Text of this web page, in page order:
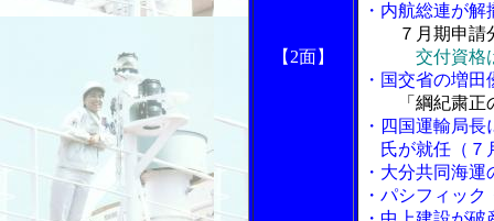
【2面】
・内航総連が
７月期申
交付資格
・国交省の増
「綱紀粛
・四国運輸局
氏が就任（７
・大分共同海
・パシフィッ